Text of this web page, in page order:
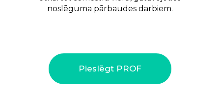
noslēguma pārbaudes darbiem.
Pieslēgt PROF